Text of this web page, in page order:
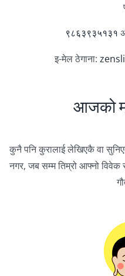
९८६३९३५१३१
इ-मेल ठेगाना:
आजको
कुनै पनि कुरालाई लेखिएकै वा
नगर, जब सम्म तिम्रो आफ्नो विवेक